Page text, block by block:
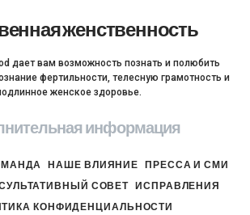
женственность
дает вам возможность познать и полюбить
фертильности, телесную грамотность и
женское здоровье.
информация
НАШЕ ВЛИЯНИЕ
ПРЕССА И СМИ
СОВЕТ ИСПРАВЛЕНИЯ
КОНФИДЕНЦИАЛЬНОСТИ